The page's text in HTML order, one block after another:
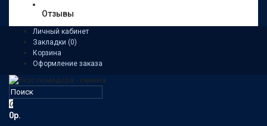
Отзывы
Личный кабинет
Закладки (0)
Корзина
Оформление заказа
0
0р.